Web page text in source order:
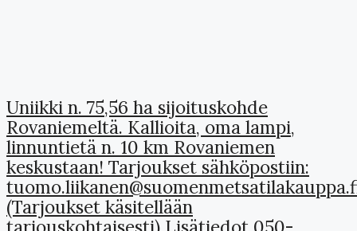
Uniikki n. 75,56 ha sijoituskohde
Rovaniemeltä. Kallioita, oma lampi,
linnuntietä n. 10 km Rovaniemen
keskustaan! Tarjoukset sähköpostiin:
(Tarjoukset käsitellään